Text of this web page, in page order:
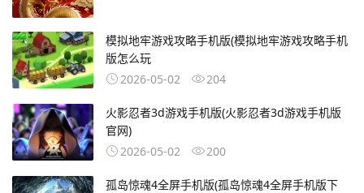
模拟地牢游戏攻略手机版(模拟地牢游戏攻略手机
版怎么玩
2026-05-02
204
火影忍者3d游戏手机版(火影忍者3d游戏手机版
官网)
2026-05-02
200
孤岛惊魂4全屏手机版(孤岛惊魂4全屏手机版下